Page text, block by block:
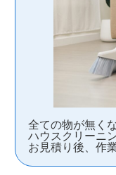
全ての物が無く
ハウスクリーニ
お見積り後、作